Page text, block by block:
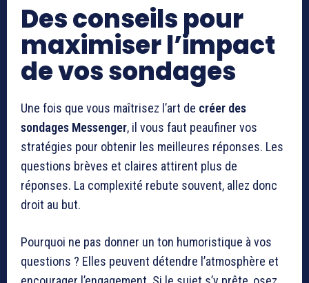
Des conseils pour
maximiser l’impact
de vos sondages
Une fois que vous maîtrisez l’art de créer des
sondages Messenger, il vous faut peaufiner vos
stratégies pour obtenir les meilleures réponses. Les
questions brèves et claires attirent plus de
réponses. La complexité rebute souvent, allez donc
droit au but.
Pourquoi ne pas donner un ton humoristique à vos
questions ? Elles peuvent détendre l’atmosphère et